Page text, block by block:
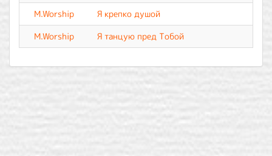
M.Worship
Я крепко душой
M.Worship
Я танцую пред Тобой